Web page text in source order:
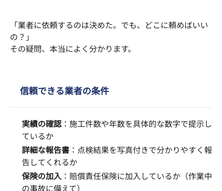
「業者に依頼するのは決めた。でも、どこに頼めばいい
の？」
その疑問、本当によく分かります。
信頼できる業者の条件
実績の確認 ：施工件数や年数を具体的な数字で提示し
ているか
詳細な報告書 ：点検結果を写真付きで分かりやすく報
告してくれるか
保険の加入 ：賠償責任保険に加入しているか（作業中
の事故に備えて）